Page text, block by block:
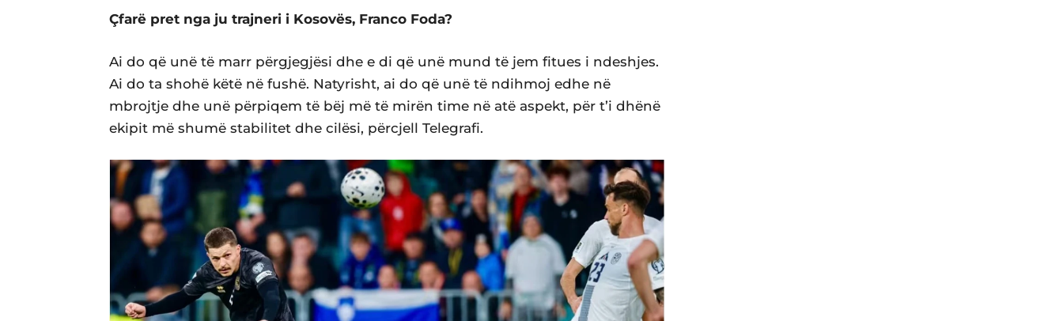
Çfarë pret nga ju trajneri i Kosovës, Franco Foda?
Ai do që unë të marr përgjegjësi dhe e di që unë mund të jem fitues i ndeshjes.
Ai do ta shohë këtë në fushë. Natyrisht, ai do që unë të ndihmoj edhe në
mbrojtje dhe unë përpiqem të bëj më të mirën time në atë aspekt, për t’i dhënë
ekipit më shumë stabilitet dhe cilësi, përcjell Telegrafi.